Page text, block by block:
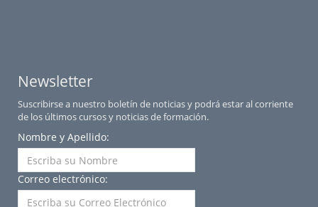
Newsletter
Suscribirse a nuestro boletín de noticias y podrá estar al corriente
de los últimos cursos y noticias de formación.
Nombre y Apellido:
Correo electrónico: